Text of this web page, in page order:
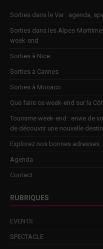
Sorties dans le Var : agenda,
Sorties dans les Alpes-
week-end
Sorties à Nice
Sorties à Cannes
Sorties à Monaco
Que faire ce week-end sur la
Tourisme week-end : envie de
de découvrir une nouvelle
Explorez nos bonnes adresses
Agenda
Contact
RUBRIQUES
EVENTS
SPECTACLE